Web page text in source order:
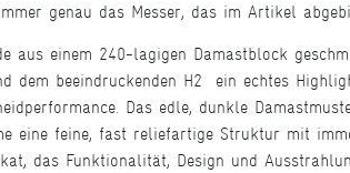
genau das Messer, das im Artikel
aus einem 240-lagigen Damastblock
dem beeindruckenden H2  ein echtes
Das edle, dunkle
eine feine, fast reliefartige Struktur mit
das Funktionalität, Design und